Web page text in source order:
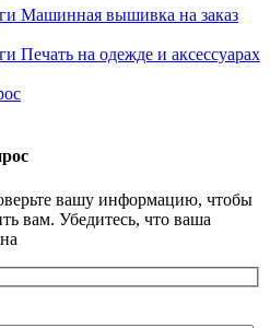
Машинная вышивка на заказ
Печать на одежде и аксессуарах
вашу информацию, чтобы
вам. Убедитесь, что ваша